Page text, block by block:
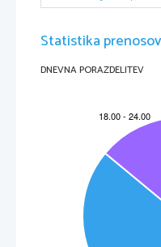
Statistika prenosov
DNEVNA PORAZDELITEV